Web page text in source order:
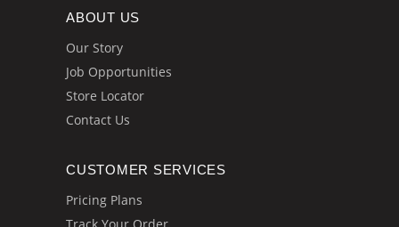
ABOUT US
Our Story
Job Opportunities
Store Locator
Contact Us
CUSTOMER SERVICES
Pricing Plans